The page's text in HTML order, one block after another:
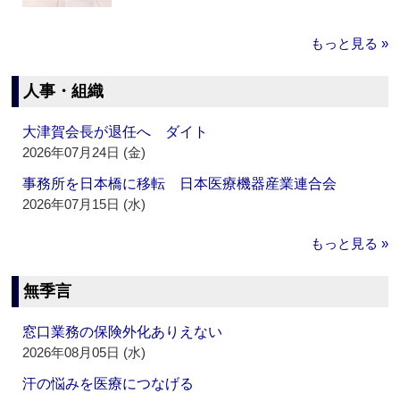
もっと見る »
人事・組織
大津賀会長が退任へ ダイト
2026年07月24日 (金)
事務所を日本橋に移転 日本医療機器産業連合会
2026年07月15日 (水)
もっと見る »
無季言
窓口業務の保険外化ありえない
2026年08月05日 (水)
汗の悩みを医療につなげる